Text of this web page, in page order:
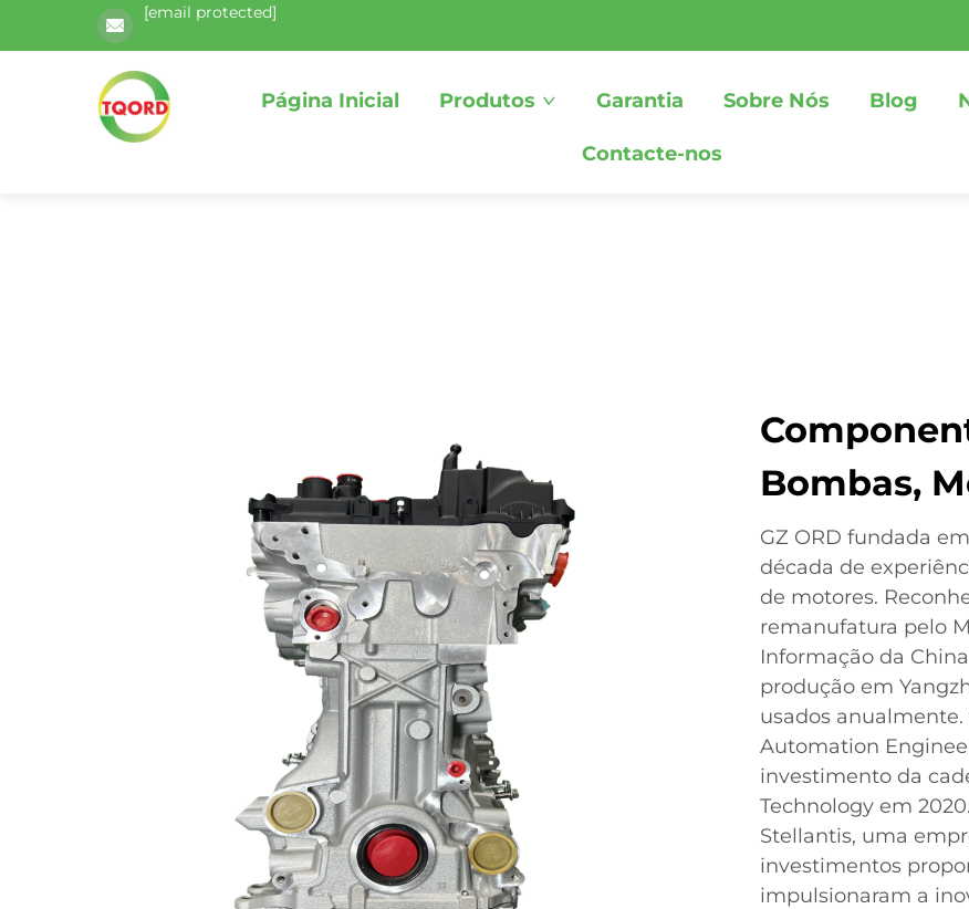
[email protected]
Página Inicial Produtos Garantia Sobre Nós Blog
Contacte-nos
Bombas,
GZ ORD fundada
década de
de motores.
remanufatura pelo
Informação da
produção em
usados
Automation
investimento da
Technology em
Stellantis, uma
investimentos
impulsionaram a